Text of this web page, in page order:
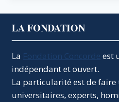
LA FONDATION
La Fondation Concorde est
indépendant et ouvert.
La particularité est de
universitaires, experts,